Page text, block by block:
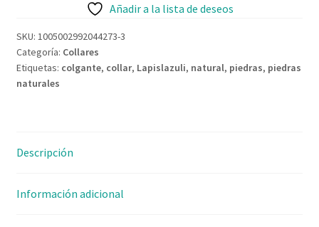
Añadir a la lista de deseos
SKU: 1005002992044273-3
Categoría: Collares
Etiquetas: colgante, collar, Lapislazuli, natural, piedras, piedras
naturales
Descripción
Información adicional